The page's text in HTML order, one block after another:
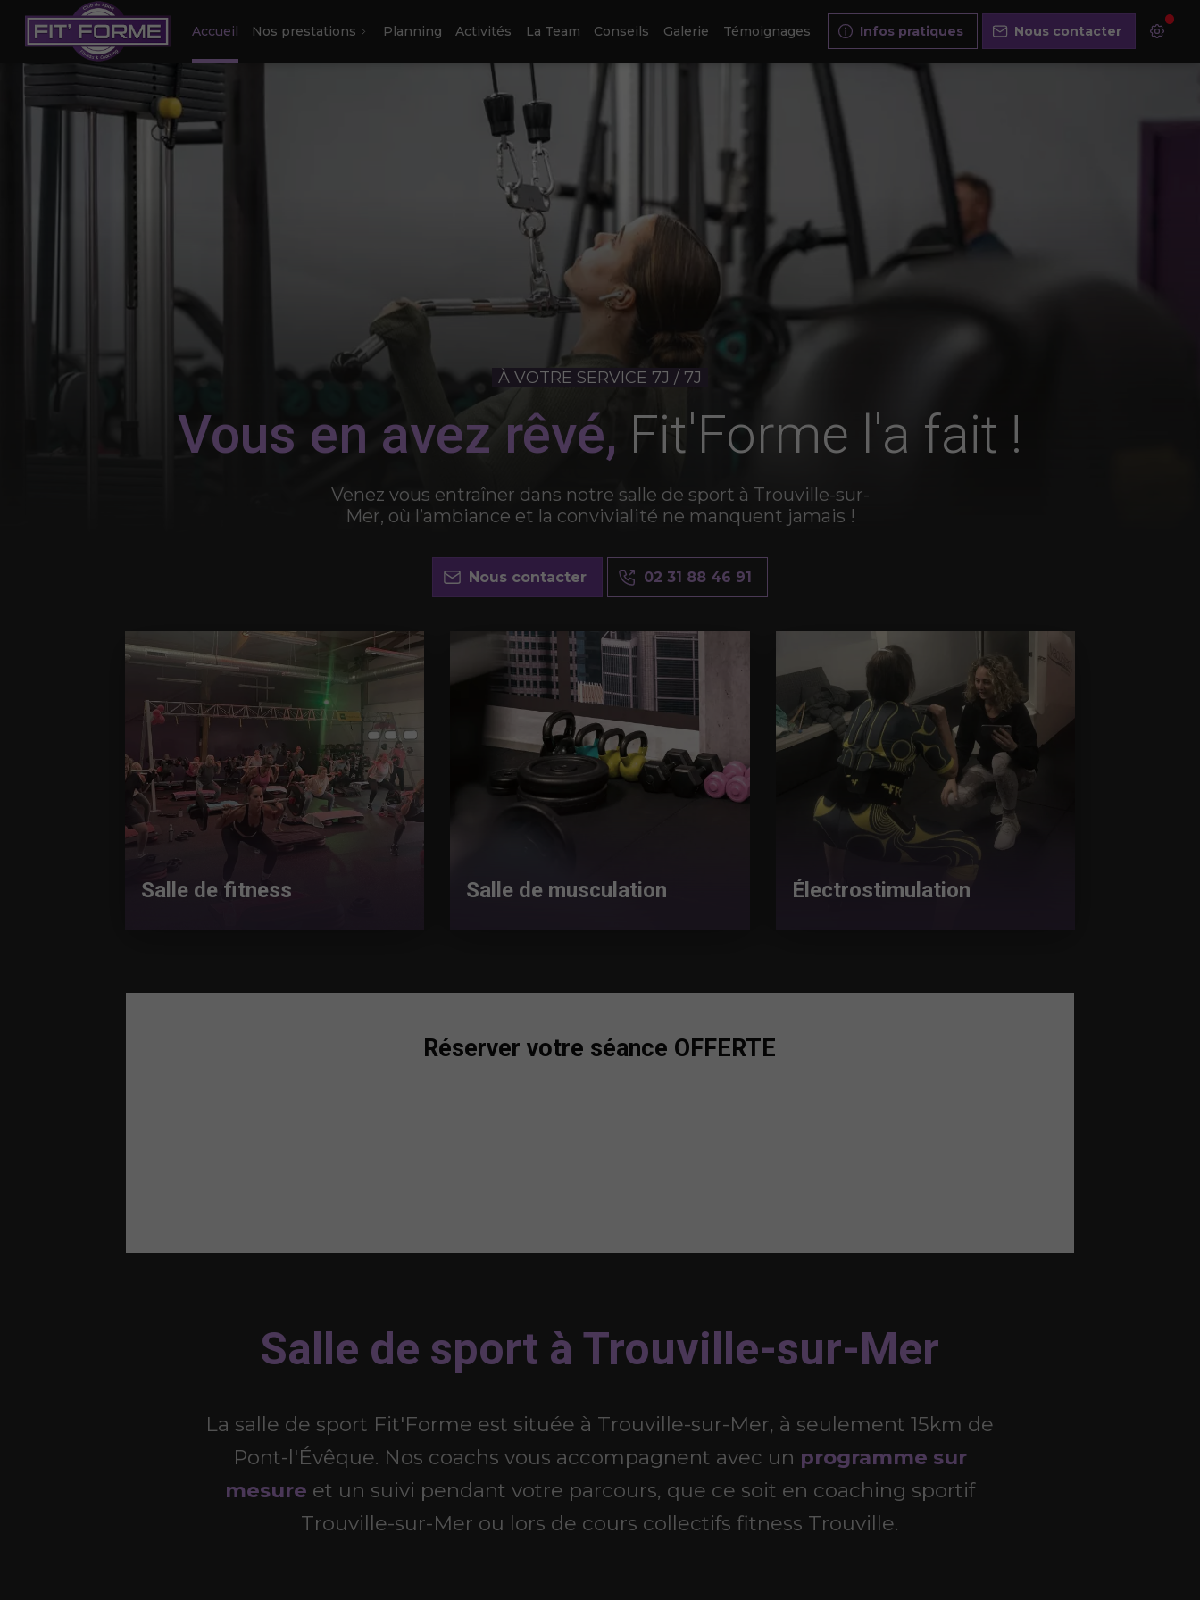
Accueil Nos prestations Planning Activités La Team Conseils Galerie Témoignages Infos pratiques Nous contacter
À VOTRE SERVICE 7J / 7J
Vous en avez rêvé, Fit'Forme l'a fait !
Venez vous entraîner dans notre salle de sport à Trouville-sur-
Mer, où l’ambiance et la convivialité ne manquent jamais !
Nous contacter 02 31 88 46 91
Salle de fitness Salle de musculation Électrostimulation
Réserver votre séance OFFERTE
Salle de sport à Trouville-sur-Mer
La salle de sport Fit'Forme est située à Trouville-sur-Mer, à seulement 15km de
Pont-l'Évêque. Nos coachs vous accompagnent avec un programme sur
mesure et un suivi pendant votre parcours, que ce soit en coaching sportif
Trouville-sur-Mer ou lors de cours collectifs fitness Trouville.